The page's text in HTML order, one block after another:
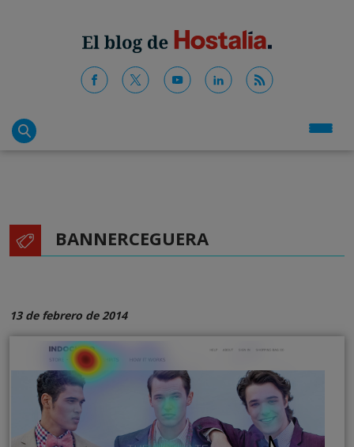
BANNERCEGUERA
13 de febrero de 2014